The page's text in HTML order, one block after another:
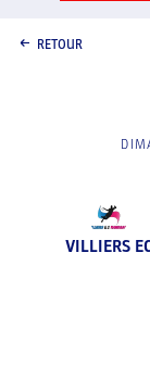
RETOUR
VILLIERS